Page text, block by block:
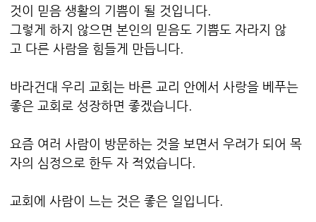
것이 믿음 생활의 기쁨이 될 것입니다.
그렇게 하지 않으면 본인의 믿음도 기쁨도 자라지 않
고 다른 사람을 힘들게 만듭니다.
바라건대 우리 교회는 바른 교리 안에서 사랑을 베푸는
좋은 교회로 성장하면 좋겠습니다.
요즘 여러 사람이 방문하는 것을 보면서 우려가 되어 목
자의 심정으로 한두 자 적었습니다.
교회에 사람이 느는 것은 좋은 일입니다.